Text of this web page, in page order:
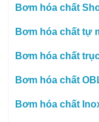
Bơm hóa chất
Bơm hóa chất tự
Bơm hóa chất
Bơm hóa chất
Bơm hóa chất